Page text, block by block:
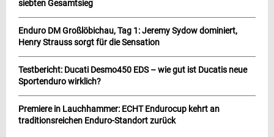
siebten Gesamtsieg
Enduro DM Großlöbichau, Tag 1: Jeremy Sydow dominiert,
Henry Strauss sorgt für die Sensation
Testbericht: Ducati Desmo450 EDS – wie gut ist Ducatis neue
Sportenduro wirklich?
Premiere in Lauchhammer: ECHT Endurocup kehrt an
traditionsreichen Enduro-Standort zurück